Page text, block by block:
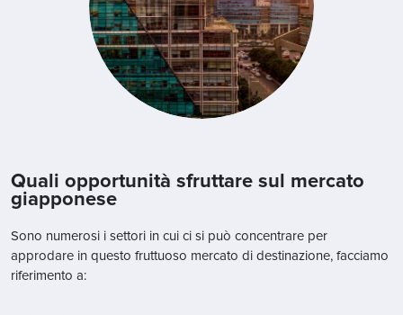
Quali opportunità sfruttare sul mercato
giapponese
Sono numerosi i settori in cui ci si può concentrare per
approdare in questo fruttuoso mercato di destinazione, facciamo
riferimento a: